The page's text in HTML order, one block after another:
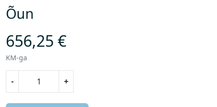
Õun
656,25 €
KM-ga
- +